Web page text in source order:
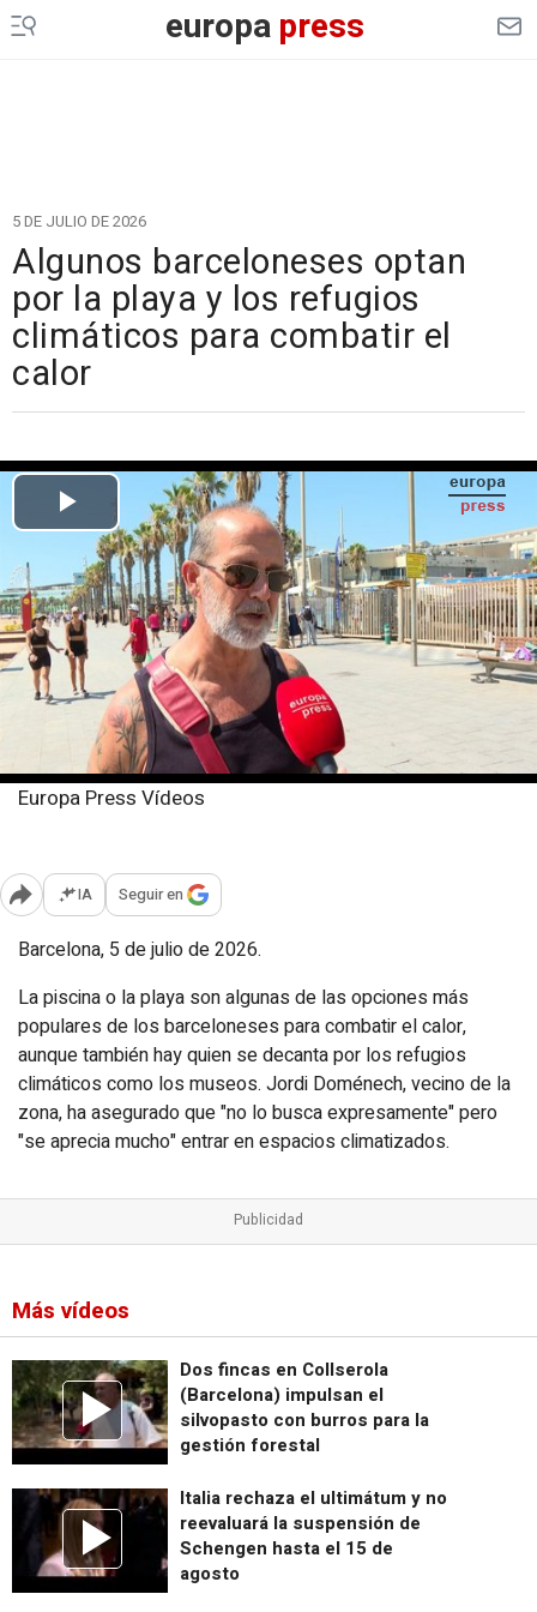
europapress
5 DE JULIO DE 2026
Algunos barceloneses optan
por la playa y los refugios
climáticos para combatir el
calor
Europa Press Vídeos
Abrir opciones para compartir
IA Seguir en
Barcelona, 5 de julio de 2026.
La piscina o la playa son algunas de las opciones más
populares de los barceloneses para combatir el calor,
aunque también hay quien se decanta por los refugios
climáticos como los museos. Jordi Doménech, vecino de la
zona, ha asegurado que "no lo busca expresamente" pero
"se aprecia mucho" entrar en espacios climatizados.
Más vídeos
Dos fincas en Collserola
(Barcelona) impulsan el
silvopasto con burros para la
gestión forestal
Italia rechaza el ultimátum y no
reevaluará la suspensión de
Schengen hasta el 15 de
agosto